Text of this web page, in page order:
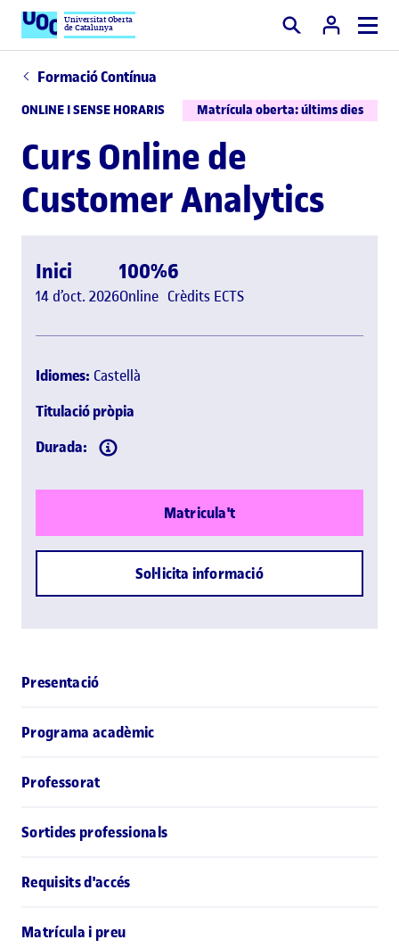
Universitat Oberta
de Catalunya Cercar
Formació Contínua
ONLINE I SENSE HORARIS Matrícula oberta: últims dies
Curs Online de
Customer Analytics
Inici
14 d’oct. 2026
100%
Online
6
Crèdits ECTS
Idiomes: Castellà
Titulació pròpia
Durada:
Matricula't
Sol·licita informació
Presentació
Programa acadèmic
Professorat
Sortides professionals
Requisits d'accés
Matrícula i preu